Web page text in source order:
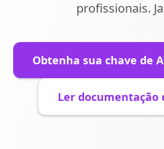
profissionais.
Obtenha sua chave de
Ler documentação